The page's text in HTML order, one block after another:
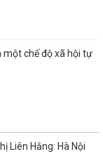
một chế độ xã hội tự
Liên Hằng: Hà Nội